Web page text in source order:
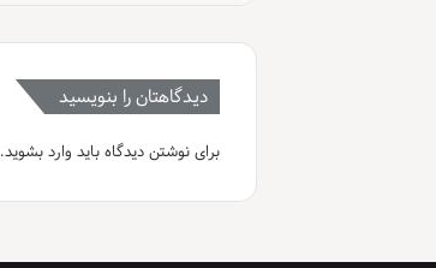
دیدگاهتان را بنویسید
برای نوشتن دیدگاه باید وارد بشوید.